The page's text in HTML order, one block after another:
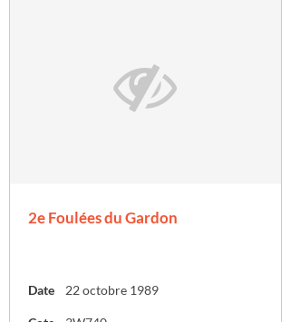
2e Foulées du Gardon
Date 22 octobre 1989